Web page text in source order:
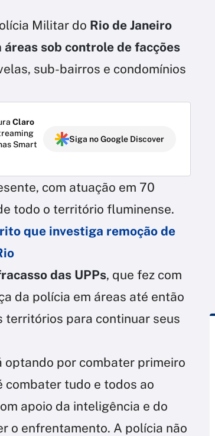
Militar do Rio de Janeiro
sob controle de facções
sub-bairros e condomínios
Claro
Smart
Siga no Google Discover
com atuação em 70
todo o território fluminense.
que investiga remoção de
das UPPs, que fez com
da polícia em áreas até então
territórios para continuar seus
optando por combater primeiro
combater tudo e todos ao
apoio da inteligência e do
o enfrentamento. A polícia não